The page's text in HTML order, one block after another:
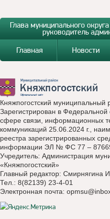
Глава муниципального
руководитель
Главная
Новости
Княжпогостский муниципальный
Зарегистрирован в Федеральной
сфере связи, информационных
коммуникаций 25.06.2024 г.,
реестра зарегистрированных
информации ЭЛ № ФС 77 –
Учредитель: Администрация
«Княжпогостский»
Главный редактор: Смирнягина
Тел.: 8(82139) 23-4-01
Электронная почта: